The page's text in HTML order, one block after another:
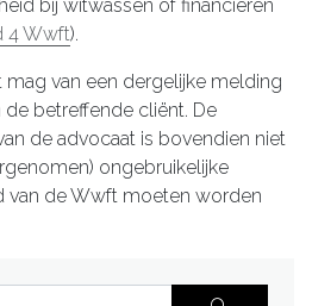
bij witwassen of financieren
4 Wwft).
mag van een dergelijke melding
betreffende cliënt. De
de advocaat is bovendien niet
ongebruikelijke
van de Wwft moeten worden